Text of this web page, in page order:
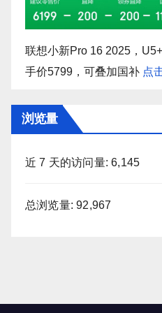
联想小新Pro 16 2025，
手价5799，可叠加国补 点
浏览量
近 7 天的访问量:6,145
总浏览量:92,967